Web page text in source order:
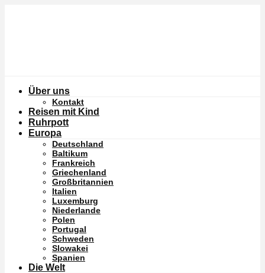
Über uns
Kontakt
Reisen mit Kind
Ruhrpott
Europa
Deutschland
Baltikum
Frankreich
Griechenland
Großbritannien
Italien
Luxemburg
Niederlande
Polen
Portugal
Schweden
Slowakei
Spanien
Die Welt